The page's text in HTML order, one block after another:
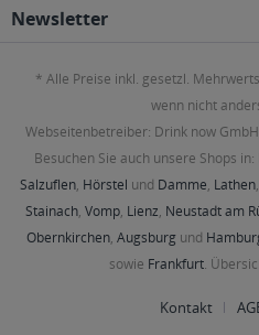
Newsletter
* Alle Preise inkl. gesetzl.
wenn nicht
Webseitenbetreiber: Drink now
Besuchen Sie auch unsere Shops in:
Salzuflen, Hörstel und Damme, Lathen,
Stainach, Vomp, Lienz, Neustadt am
Obernkirchen, Augsburg und
sowie Frankfurt.
Kontakt